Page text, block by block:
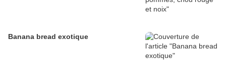
Banana bread exotique